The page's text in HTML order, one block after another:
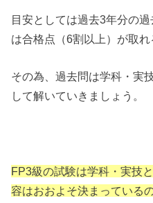
目安としては過去3年分の
は合格点（6割以上）が取れ
その為、過去問は学科・実
して解いていきましょう。
FP3級の試験は学科・実技
容はおおよそ決まっている